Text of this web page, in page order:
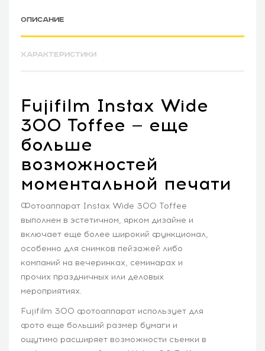
ОПИСАНИЕ
ХАРАКТЕРИСТИКИ
Fujifilm Instax Wide
300 Toffee — еще
больше
возможностей
моментальной печати
Фотоаппарат Instax Wide 300 Toffee
выполнен в эстетичном, ярком дизайне и
включает еще более широкий функционал,
особенно для снимков пейзажей либо
компаний на вечеринках, семинарах и
прочих праздничных или деловых
мероприятиях.
Fujifilm 300 фотоаппарат использует для
фото еще больший размер бумаги и
ощутимо расширяет возможности съемки в